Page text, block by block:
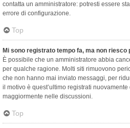
contatta un amministratore: potresti essere
errore di configurazione.
Top
Mi sono registrato tempo fa, ma non riesco
È possibile che un amministratore abbia
per qualche ragione. Molti siti rimuovono
che non hanno mai inviato messaggi, per
il motivo è quest’ultimo registrati
maggiormente nelle discussioni.
Top